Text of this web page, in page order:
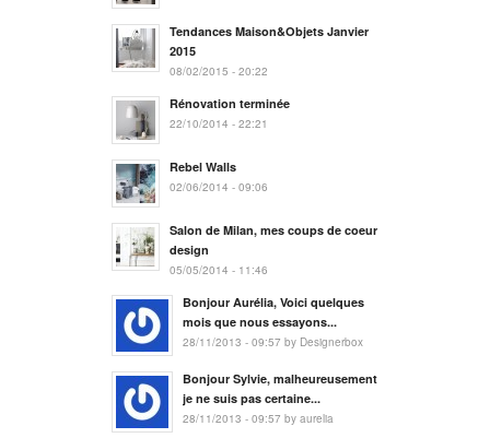
Tendances Maison&Objets Janvier
2015
08/02/2015 - 20:22
Rénovation terminée
22/10/2014 - 22:21
Rebel Walls
02/06/2014 - 09:06
Salon de Milan, mes coups de coeur
design
05/05/2014 - 11:46
Bonjour Aurélia, Voici quelques
mois que nous essayons...
28/11/2013 - 09:57 by Designerbox
Bonjour Sylvie, malheureusement
je ne suis pas certaine...
28/11/2013 - 09:57 by aurelia